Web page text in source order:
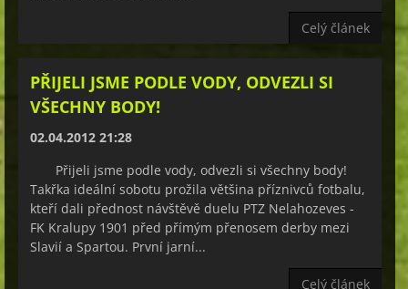
Celý článek
PŘIJELI JSME PODLE VODY, ODVEZLI SI
VŠECHNY BODY!
02.04.2012 21:28
Přijeli jsme podle vody, odvezli si všechny body!
Takřka ideální sobotu prožila většina příznivců fotbalu,
kteří dali přednost návštěvě duelu PTZ Nelahozeves -
FK Kralupy 1901 před přímým přenosem derby mezi
Slavií a Spartou. První jarní...
Celý článek